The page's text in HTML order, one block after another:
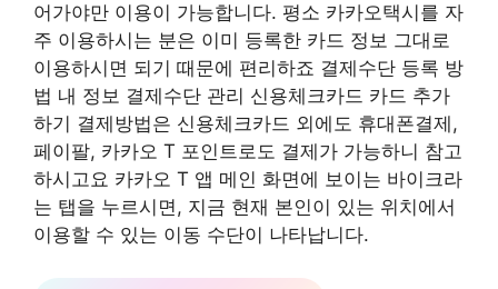
어가야만 이용이 가능합니다. 평소 카카오택시를 자
주 이용하시는 분은 이미 등록한 카드 정보 그대로
이용하시면 되기 때문에 편리하죠 결제수단 등록 방
법 내 정보 결제수단 관리 신용체크카드 카드 추가
하기 결제방법은 신용체크카드 외에도 휴대폰결제,
페이팔, 카카오 T 포인트로도 결제가 가능하니 참고
하시고요 카카오 T 앱 메인 화면에 보이는 바이크라
는 탭을 누르시면, 지금 현재 본인이 있는 위치에서
이용할 수 있는 이동 수단이 나타납니다.